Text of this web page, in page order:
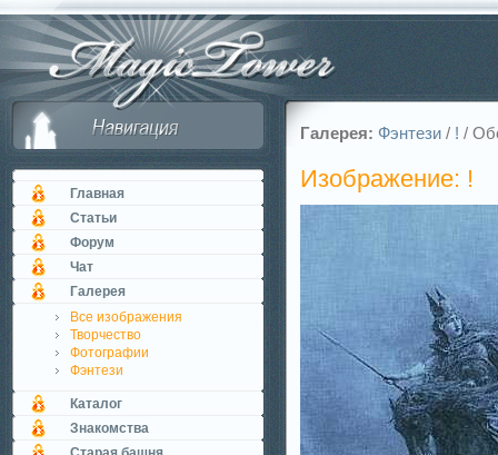
Главная
Статьи
Форум
Чат
Галерея
Все изображения
Творчество
Фотографии
Фэнтези
Каталог
Знакомства
Галерея: Фэнтези / ! /
Изображение: !